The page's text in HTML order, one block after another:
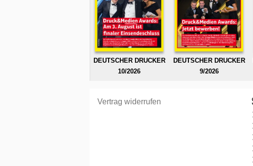
DEUTSCHER DRUCKER
10/2026
DEUTSCHER DRUCKER
9/2026
Vertrag widerrufen